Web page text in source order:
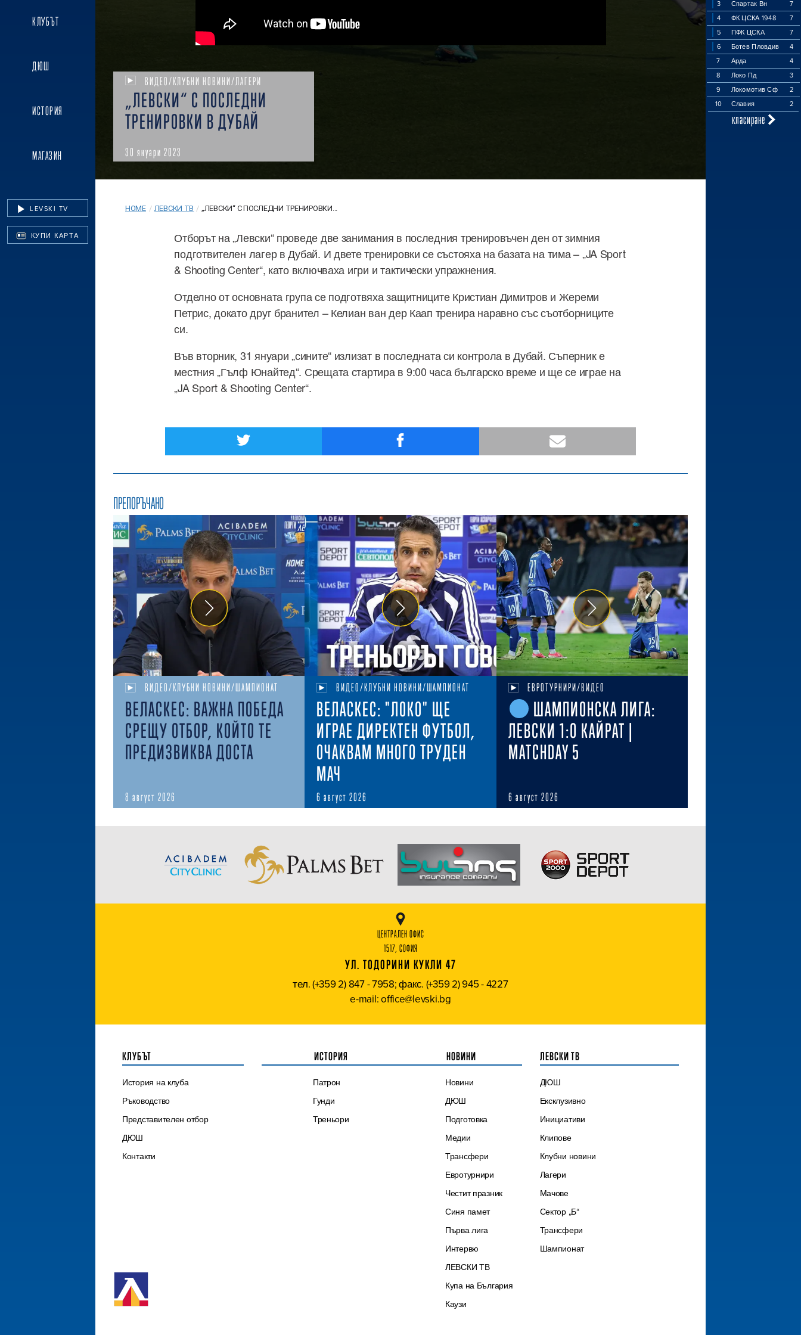
КЛУБЪТ
ДЮШ
ИСТОРИЯ
МАГАЗИН
LEVSKI TV
КУПИ КАРТА
3 Спартак Вн
7
4
ФК ЦСКА 1948
7
5
ПФК ЦСКА
7
6
Ботев Пловдив
4
7
Арда
4
8
Локо Пд
3
9
Локомотив Сф
2
10
Славия 2
класиране
ВИДЕО/КЛУБНИ НОВИНИ/ЛАГЕРИ
„ЛЕВСКИ“ С ПОСЛЕДНИ
ТРЕНИРОВКИ В ДУБАЙ
30 януари 2023
HOME / ЛЕВСКИ ТВ / „ЛЕВСКИ“ С ПОСЛЕДНИ ТРЕНИРОВКИ...
Отборът на „Левски“ проведе две занимания в последния тренировъчен ден от зимния
подготвителен лагер в Дубай. И двете тренировки се състояха на базата на тима – „JA Sport
& Shooting Center“, като включваха игри и тактически упражнения.
Отделно от основната група се подготвяха защитниците Кристиан Димитров и Жереми
Петрис, докато друг бранител – Келиан ван дер Каап тренира наравно със съотборниците
си.
Във вторник, 31 януари „сините“ излизат в последната си контрола в Дубай. Съперник е
местния „Гълф Юнайтед“. Срещата стартира в 9:00 часа българско време и ще се играе на
„JA Sport & Shooting Center“.
ПРЕПОРЪЧАНО
ВИДЕО/КЛУБНИ НОВИНИ/ШАМПИОНАТ
ВЕЛАСКЕС: ВАЖНА ПОБЕДА
СРЕЩУ ОТБОР, КОЙТО ТЕ
ПРЕДИЗВИКВА ДОСТА
8 август 2026
ВИДЕО/КЛУБНИ НОВИНИ/ШАМПИОНАТ
ВЕЛАСКЕС: "ЛОКО" ЩЕ
ИГРАЕ ДИРЕКТЕН ФУТБОЛ,
ОЧАКВАМ МНОГО ТРУДЕН
МАЧ
6 август 2026
ЕВРОТУРНИРИ/ВИДЕО
ШАМПИОНСКА ЛИГА:
ЛЕВСКИ 1:0 КАЙРАТ |
MATCHDAY 5
6 август 2026
ЦЕНТРАЛЕН ОФИС
1517, СОФИЯ
УЛ. ТОДОРИНИ КУКЛИ 47
тел. (+359 2) 847 - 7958; факс. (+359 2) 945 - 4227
e-mail: office@levski.bg
КЛУБЪТ
История на клуба
Ръководство
Представителен отбор
ДЮШ
Контакти
ИСТОРИЯ
Патрон
Гунди
Треньори
НОВИНИ
Новини
ДЮШ
Подготовка
Медии
Трансфери
Евротурнири
Честит празник
Синя памет
Първа лига
Интервю
ЛЕВСКИ ТВ
Купа на България
Каузи
ЛЕВСКИ ТВ
ДЮШ
Ексклузивно
Инициативи
Клипове
Клубни новини
Лагери
Мачове
Сектор „Б“
Трансфери
Шампионат